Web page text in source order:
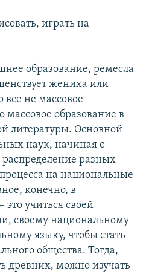
играть на
образование, ремесла
жениха или
все не массовое
массовое образование в
литературы. Основной
наук, начиная с
разных
на национальные
конечно, в
учиться своей
своему национальному
языку, чтобы стать
общества. Тогда,
древних, можно изучать